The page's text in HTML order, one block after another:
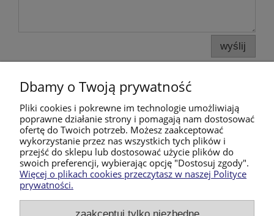
wyślij
Pomoc
Moje konto
Płatności i dostawa
Dbamy o Twoją prywatność
Pliki cookies i pokrewne im technologie umożliwiają
poprawne działanie strony i pomagają nam dostosować
ofertę do Twoich potrzeb. Możesz zaakceptować
wykorzystanie przez nas wszystkich tych plików i
przejść do sklepu lub dostosować użycie plików do
swoich preferencji, wybierając opcję "Dostosuj zgody".
Więcej o plikach cookies przeczytasz w naszej Polityce
prywatności.
zaakceptuj tylko niezbędne